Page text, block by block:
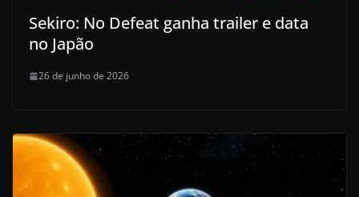
Sekiro: No Defeat ganha trailer e data
no Japão
26 de junho de 2026